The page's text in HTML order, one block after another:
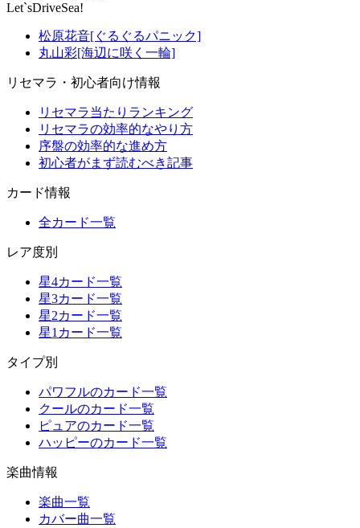
Let`sDriveSea!
松原花音[ぐるぐるパニック]
丸山彩[海辺に咲く一輪]
リセマラ・初心者向け情報
リセマラ当たりランキング
リセマラの効率的なやり方
序盤の効率的な進め方
初心者がまず読むべき記事
カード情報
全カード一覧
レア度別
星4カード一覧
星3カード一覧
星2カード一覧
星1カード一覧
タイプ別
パワフルのカード一覧
クールのカード一覧
ピュアのカード一覧
ハッピーのカード一覧
楽曲情報
楽曲一覧
カバー曲一覧